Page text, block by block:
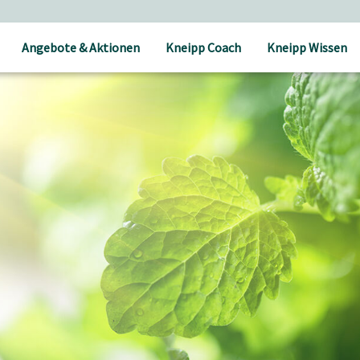
Angebote & Aktionen Kneipp Coach Kneipp Wissen